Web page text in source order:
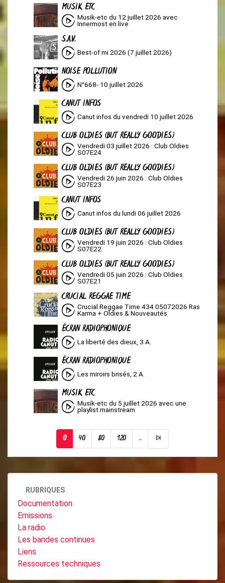
MUSIK ETC
Musik-etc du 12 juillet 2026 avec
Innermost en live
S.A.V.
Best-of mi 2026 (7 juillet 2026)
NOISE POLLUTION
N°668- 10 juillet 2026
CANUT INFOS
Canut infos du vendredi 10 juillet 2026
CLUB OLDIES (BUT REALLY GOODIES)
Vendredi 03 juillet 2026 : Club Oldies
S07E24
CLUB OLDIES (BUT REALLY GOODIES)
Vendredi 26 juin 2026 : Club Oldies
S07E23
CANUT INFOS
Canut infos du lundi 06 juillet 2026
CLUB OLDIES (BUT REALLY GOODIES)
Vendredi 19 juin 2026 : Club Oldies
S07E22
CLUB OLDIES (BUT REALLY GOODIES)
Vendredi 05 juin 2026 : Club Oldies
S07E21
CRUCIAL REGGAE TIME
Crucial Reggae Time 434 05072026 Ras
Karma + Oldies & Nouveautés
ÉCRAN RADIOPHONIQUE
La liberté des dieux, 3 A.
ÉCRAN RADIOPHONIQUE
Les miroirs brisés, 2 A.
MUSIK ETC
Musik-etc du 5 juillet 2026 avec une
playlist mainstream
0 40 80 120 ...
RUBRIQUES
Documentation
Emissions
La radio
Les bandes continues
Liens
Ressources techniques